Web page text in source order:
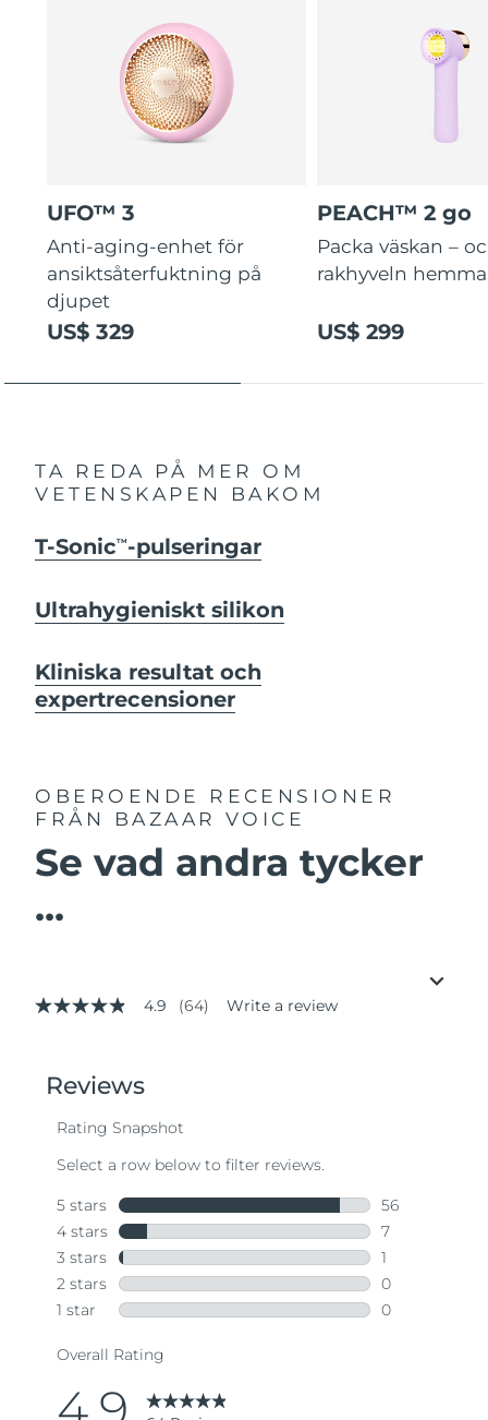
UFO™ 3
Anti-aging-enhet för
ansiktsåterfuktning på
djupet
US$ 329
PEACH™ 2 go
Packa väskan –
rakhyveln
US$ 299
TA REDA PÅ MER OM
VETENSKAPEN BAKOM
T-SonicTM -pulseringar
Ultrahygieniskt silikon
Kliniska resultat och
expertrecensioner
OBEROENDE RECENSIONER
FRÅN BAZAAR VOICE
Se vad andra tycker
...
4.9
stars,
average
value.
Same
page
link.
4.9 (64) Write a review